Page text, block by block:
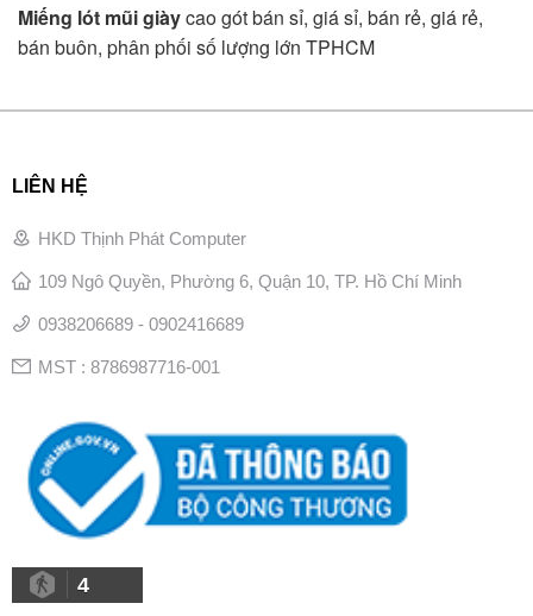
Miếng lót mũi giàycao gót bán sỉ, giá sỉ, bán rẻ, giá rẻ,
bán buôn, phân phối số lượng lớn TPHCM
LIÊN HỆ
HKD Thịnh Phát Computer
109 Ngô Quyền, Phường 6, Quận 10, TP. Hồ Chí Minh
0938206689 - 0902416689
MST : 8786987716-001
4